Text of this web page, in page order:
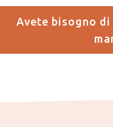
Avete bisogno